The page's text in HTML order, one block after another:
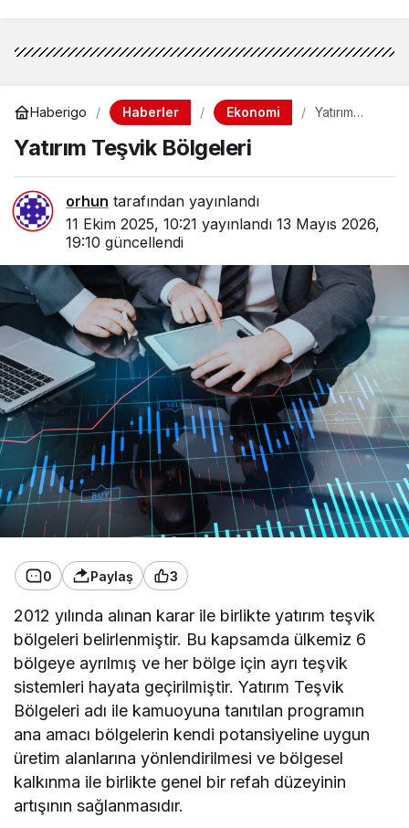
Haberigo Haberler Ekonomi
Yatırım
Yatırım Teşvik Bölgeleri
orhun tarafından yayınlandı
11 Ekim 2025, 10:21 yayınlandı 13 Mayıs 2026,
19:10 güncellendi
0 Paylaş 3
2012 yılında alınan karar ile birlikte yatırım teşvik
bölgeleri belirlenmiştir. Bu kapsamda ülkemiz 6
bölgeye ayrılmış ve her bölge için ayrı teşvik
sistemleri hayata geçirilmiştir. Yatırım Teşvik
Bölgeleri adı ile kamuoyuna tanıtılan programın
ana amacı bölgelerin kendi potansiyeline uygun
üretim alanlarına yönlendirilmesi ve bölgesel
kalkınma ile birlikte genel bir refah düzeyinin
artışının sağlanmasıdır.